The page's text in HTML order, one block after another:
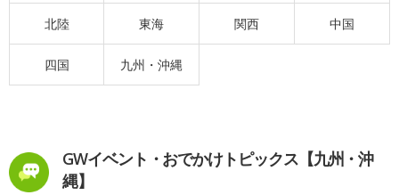
北陸 東海 関西 中国
四国 九州・沖縄
GWイベント・おでかけトピックス【九州・沖
縄】